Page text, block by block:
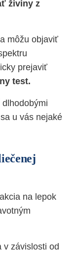
živiny z
môžu objaviť
prejaviť
test.
u vás nejaké
na lepok
v závislosti od